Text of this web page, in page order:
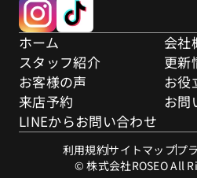
ホーム
会社
スタッフ紹介
更新
お客様の声
お役
来店予約
お問
LINEからお問い合わせ
利用規約サイトマッププ
© 株式会社ROSEO All